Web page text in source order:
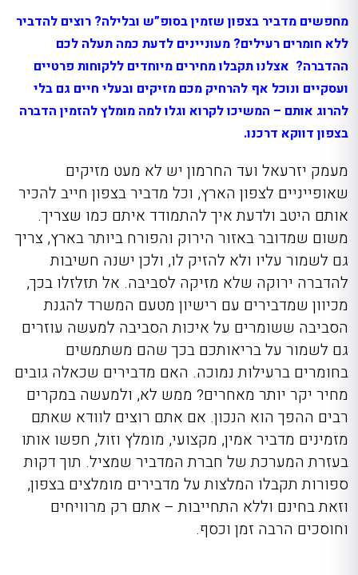
מחפשים מדביר בצפון שזמין בסופ”ש ובלילה? רוצים להדביר
ללא חומרים רעילים? מעוניינים לדעת כמה תעלה לכם
ההדברה? אצלנו תקבלו מחירים מיוחדים ללקוחות פרטיים
ועסקיים ונוכל אף להרחיק מכם מזיקים ובעלי חיים גם בלי
להרוג אותם – המשיכו לקרוא וגלו למה מומלץ להזמין הדברה
בצפון דווקא דרכנו.
מעמק יזרעאל ועד החרמון יש לא מעט מזיקים
שאופייניים לצפון הארץ, וכל מדביר בצפון חייב להכיר
אותם היטב ולדעת איך להתמודד איתם כמו שצריך.
משום שמדובר באזור הירוק והפורח ביותר בארץ, צריך
גם לשמור עליו ולא להזיק לו, ולכן ישנה חשיבות
להדברה ירוקה שלא מזיקה לסביבה. אל תזלזלו בכך,
מכיוון שמדבירים עם רישיון מטעם המשרד להגנת
הסביבה ששומרים על איכות הסביבה למעשה עוזרים
גם לשמור על בריאותכם בכך שהם משתמשים
בחומרים ברעילות נמוכה. האם מדבירים שכאלה גובים
מחיר יקר יותר מאחרים? ממש לא, ולמעשה במקרים
רבים ההפך הוא הנכון. אם אתם רוצים לוודא שאתם
מזמינים מדביר אמין, מקצועי, מומלץ וזול, חפשו אותו
בעזרת המערכת של חברת המדביר שמציל. תוך דקות
ספורות תקבלו המלצות על מדבירים מומלצים בצפון,
וזאת בחינם וללא התחייבות – אתם רק מרוויחים
וחוסכים הרבה זמן וכסף.